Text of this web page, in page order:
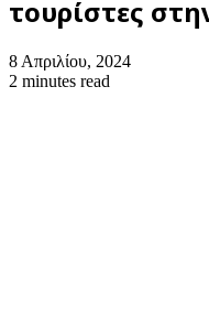
τουρίστες
8 Απριλίου, 2024
2 minutes read